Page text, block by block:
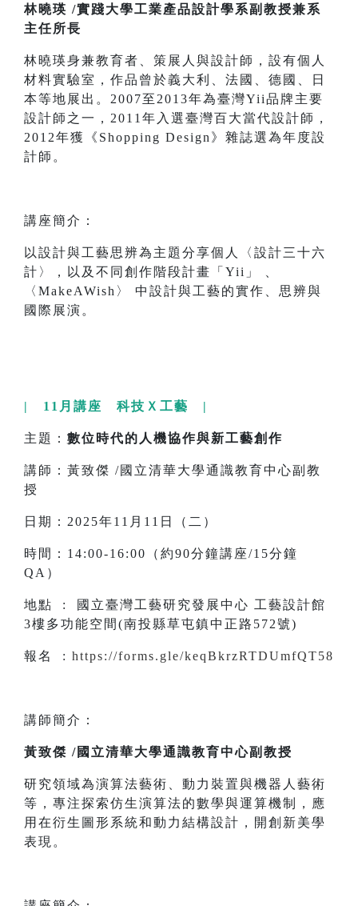
林曉瑛 /實踐大學工業產品設計學系副教授兼系
主任所長
林曉瑛身兼教育者、策展人與設計師，設有個人
材料實驗室，作品曾於義大利、法國、德國、日
本等地展出。2007至2013年為臺灣Yii品牌主要
設計師之一，2011年入選臺灣百大當代設計師，
2012年獲《Shopping Design》雜誌選為年度設
計師。
講座簡介：
以設計與工藝思辨為主題分享個人〈設計三十六
計〉，以及不同創作階段計畫「Yii」 、
〈MakeAWish〉 中設計與工藝的實作、思辨與
國際展演。
| 11月講座 科技Ｘ工藝 |
主題： 數位時代的人機協作與新工藝創作
講師：黃致傑 /國立清華大學通識教育中心副教
授
日期：2025年11月11日（二）
時間：14:00-16:00（約90分鐘講座/15分鐘
QA）
地點 : 國立臺灣工藝研究發展中心 工藝設計館
3樓多功能空間(南投縣草屯鎮中正路572號)
報名 : https://forms.gle/keqBkrzRTDUmfQT58
講師簡介：
黃致傑 /國立清華大學通識教育中心副教授
研究領域為演算法藝術、動力裝置與機器人藝術
等，專注探索仿生演算法的數學與運算機制，應
用在衍生圖形系統和動力結構設計，開創新美學
表現。